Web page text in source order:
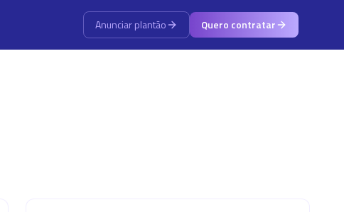
Anunciar plantão Quero contratar